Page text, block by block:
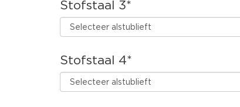
Stofstaal 3*
Stofstaal 4*